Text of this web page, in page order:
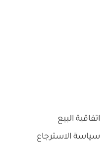
اتفاقية البيع
سياسة الاسترجاع